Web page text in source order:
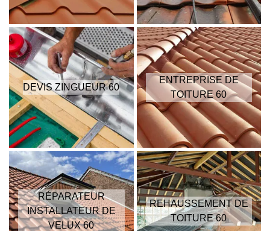
DEVIS ZINGUEUR 60
ENTREPRISE DE
TOITURE 60
RÉPARATEUR
INSTALLATEUR DE
VELUX 60
REHAUSSEMENT DE
TOITURE 60